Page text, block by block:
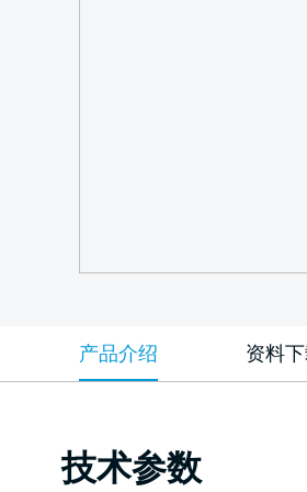
产品介绍 资料
技术参数